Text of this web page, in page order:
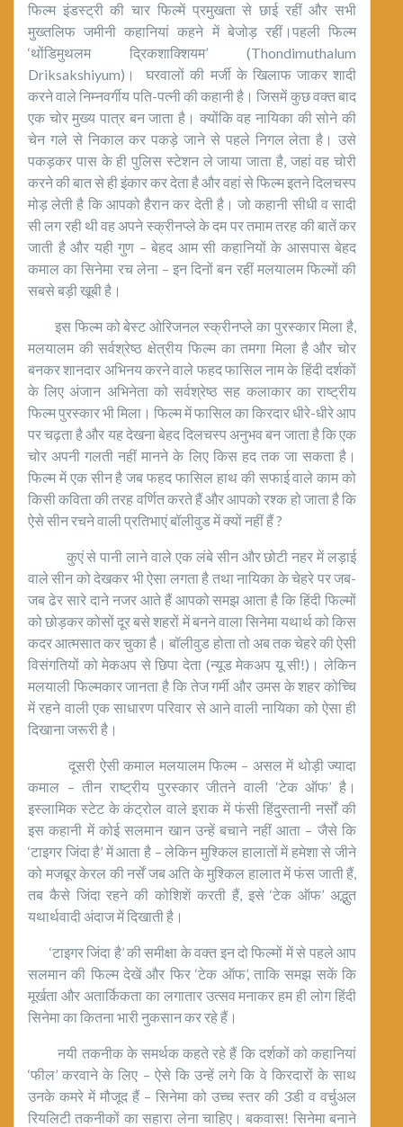
फिल्म इंडस्ट्री की चार फिल्में प्रमुखता से छाई रहीं और सभी
मुख्तलिफ जमीनी कहानियां कहने में बेजोड़ रहीं।पहली फिल्म
‘थोंडिमुथलम द्रिकशाक्शियम’ (Thondimuthalum
Driksakshiyum)। घरवालों की मर्जी के खिलाफ जाकर शादी
करने वाले निम्नवर्गीय पति-पत्नी की कहानी है। जिसमें कुछ वक्त बाद
एक चोर मुख्य पात्र बन जाता है। क्योंकि वह नायिका की सोने की
चेन गले से निकाल कर पकड़े जाने से पहले निगल लेता है। उसे
पकड़कर पास के ही पुलिस स्टेशन ले जाया जाता है, जहां वह चोरी
करने की बात से ही इंकार कर देता है और वहां से फिल्म इतने दिलचस्प
मोड़ लेती है कि आपको हैरान कर देती है। जो कहानी सीधी व सादी
सी लग रही थी वह अपने स्क्रीनप्ले के दम पर तमाम तरह की बातें कर
जाती है और यही गुण – बेहद आम सी कहानियों के आसपास बेहद
कमाल का सिनेमा रच लेना – इन दिनों बन रहीं मलयालम फिल्मों की
सबसे बड़ी खूबी है।
इस फिल्म को बेस्ट ओरिजनल स्क्रीनप्ले का पुरस्कार मिला है,
मलयालम की सर्वश्रेष्ठ क्षेत्रीय फिल्म का तमगा मिला है और चोर
बनकर शानदार अभिनय करने वाले फहद फासिल नाम के हिंदी दर्शकों
के लिए अंजान अभिनेता को सर्वश्रेष्ठ सह कलाकार का राष्ट्रीय
फिल्म पुरस्कार भी मिला। फिल्म में फासिल का किरदार धीरे-धीरे आप
पर चढ़ता है और यह देखना बेहद दिलचस्प अनुभव बन जाता है कि एक
चोर अपनी गलती नहीं मानने के लिए किस हद तक जा सकता है।
फिल्म में एक सीन है जब फहद फासिल हाथ की सफाई वाले काम को
किसी कविता की तरह वर्णित करते हैं और आपको रश्क हो जाता है कि
ऐसे सीन रचने वाली प्रतिभाएं बॉलीवुड में क्यों नहीं हैं ?
कुएं से पानी लाने वाले एक लंबे सीन और छोटी नहर में लड़ाई
वाले सीन को देखकर भी ऐसा लगता है तथा नायिका के चेहरे पर जब-
जब ढेर सारे दाने नजर आते हैं आपको समझ आता है कि हिंदी फिल्मों
को छोड़कर कोसों दूर बसे शहरों में बनने वाला सिनेमा यथार्थ को किस
कदर आत्मसात कर चुका है। बॉलीवुड होता तो अब तक चेहरे की ऐसी
विसंगतियों को मेकअप से छिपा देता (न्यूड मेकअप यू सी!)। लेकिन
मलयाली फिल्मकार जानता है कि तेज गर्मी और उमस के शहर कोच्चि
में रहने वाली एक साधारण परिवार से आने वाली नायिका को ऐसा ही
दिखाना जरूरी है।
दूसरी ऐसी कमाल मलयालम फिल्म – असल में थोड़ी ज्यादा
कमाल – तीन राष्ट्रीय पुरस्कार जीतने वाली ‘टेक ऑफ’ है।
इस्लामिक स्टेट के कंट्रोल वाले इराक में फंसी हिंदुस्तानी नर्सों की
इस कहानी में कोई सलमान खान उन्हें बचाने नहीं आता – जैसे कि
‘टाइगर जिंदा है’ में आता है – लेकिन मुश्किल हालातों में हमेशा से जीने
को मजबूर केरल की नर्सें जब अति के मुश्किल हालात में फंस जाती हैं,
तब कैसे जिंदा रहने की कोशिशें करती हैं, इसे ‘टेक ऑफ’ अद्भुत
यथार्थवादी अंदाज में दिखाती है।
‘टाइगर जिंदा है’ की समीक्षा के वक्त इन दो फिल्मों में से पहले आप
सलमान की फिल्म देखें और फिर ‘टेक ऑफ’, ताकि समझ सकें कि
मूर्खता और अतार्किकता का लगातार उत्सव मनाकर हम ही लोग हिंदी
सिनेमा का कितना भारी नुकसान कर रहे हैं।
नयी तकनीक के समर्थक कहते रहे हैं कि दर्शकों को कहानियां
‘फील’ करवाने के लिए – ऐसे कि उन्हें लगे कि वे किरदारों के साथ
उनके कमरे में मौजूद हैं – सिनेमा को उच्च स्तर की 3डी व वर्चुअल
रियलिटी तकनीकों का सहारा लेना चाहिए। बकवास! सिनेमा बनाने